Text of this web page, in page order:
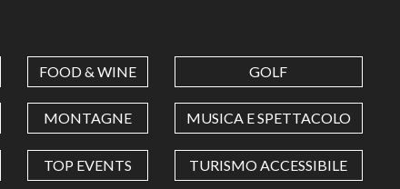
FOOD & WINE GOLF
MONTAGNE MUSICA E SPETTACOLO
TOP EVENTS TURISMO ACCESSIBILE